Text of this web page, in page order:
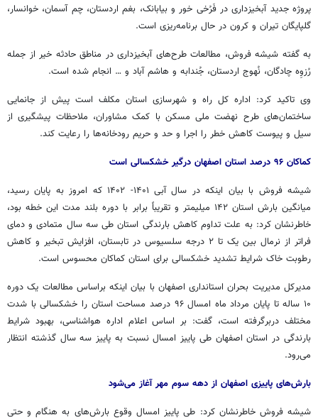
پروژه جدید آبخیزداری در فَرُخی خور و بیابانک، بغماردستان،چم آسمان، خوانسار،
گلپایگان تیران و کرون در حال برنامه‌ریزی است.
به گفته شیشه فروش، مطالعات طرح‌های آبخیزداری در مناطق حادثه خیر از جمله
رُزوِه چادگان، نُهوج اردستان، جُندابه و هاشم آباد و … انجام شده است.
وی تاکید کرد: اداره کل راه و شهرسازی استان مکلف است پیش از جانمایی
ساختمان‌های طرح نهضت ملی مسکن با کمک مشاوران، ملاحظات پیشگیری از
سیل و پیوست کاهش خطر را اجرا و حد و حریم رودخانه‌ها را رعایت کند.
کماکان ۹۶ درصد استان اصفهان درگیر خشکسالی است
شیشه فروش با بیان اینکه در سال آبی ۱۴۰۱- ۱۴۰۲ که امروز به پایان رسید،
میانگین بارش استان ۱۴۲ میلیمتر و تقریباً برابر با دوره بلند مدت این
خطهبود،
خاطرنشان کرد: به علت تداوم کاهش بارندگی استان طی سه سال متمادی و دمای
فراتر از نرمال بین یک تا ۲ درجه سلسیوس در تابستان، افزایش تبخیر و کاهش
رطوبت خاک شرایط تشدید خشکسالی برای استان کماکان محسوس است.
مدیرکل مدیریت بحران استانداری اصفهان با بیان اینکه براساس مطالعات یک دوره
۱۰ ساله تا پایان مرداد ماه امسال ۹۶ درصد مساحت استان را خشکسالی با شدت
مختلف دربرگرفته است، گفت: بر اساس اعلام اداره هواشناسی، بهبود شرایط
بارندگی در استان اصفهان طی پاییز امسال نسبت به پاییز سه سال گذشته انتظار
می‌رود.
بارش‌های پاییزی اصفهان از دهه سوم مهر آغاز می‌شود
شیشه فروش خاطرنشان کرد: طی پاییز امسال وقوع بارش‌های به هنگام و حتی